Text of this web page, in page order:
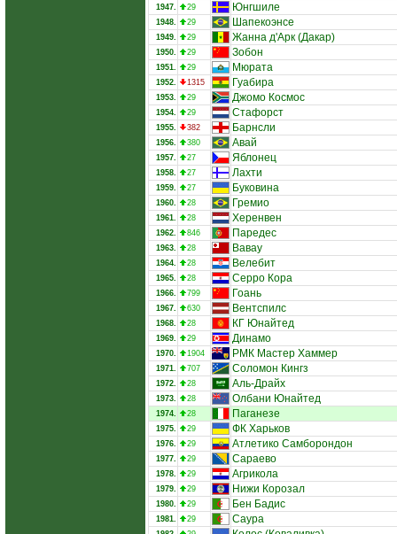
1947. 29 Юнгшиле
1948. 29 Шапекоэнсе
1949. 29 Жанна д'Арк (Дакар)
1950. 29 Зобон
1951. 29 Мюрата
1952. 1315 Гуабира
1953. 29 Джомо Космос
1954. 29 Стафорст
1955. 382 Барнсли
1956. 380 Авай
1957. 27 Яблонец
1958. 27 Лахти
1959. 27 Буковина
1960. 28 Гремио
1961. 28 Херенвен
1962. 846 Паредес
1963. 28 Вавау
1964. 28 Велебит
1965. 28 Серро Кора
1966. 799 Гоань
1967. 630 Вентспилс
1968. 28 КГ Юнайтед
1969. 29 Динамо
1970. 1904 РМК Мастер Хаммер
1971. 707 Соломон Кингз
1972. 28 Аль-Драйх
1973. 28 Олбани Юнайтед
1974. 28 Паганезе
1975. 29 ФК Харьков
1976. 29 Атлетико Самборондон
1977. 29 Сараево
1978. 29 Агрикола
1979. 29 Нижи Корозал
1980. 29 Бен Бадис
1981. 29 Саура